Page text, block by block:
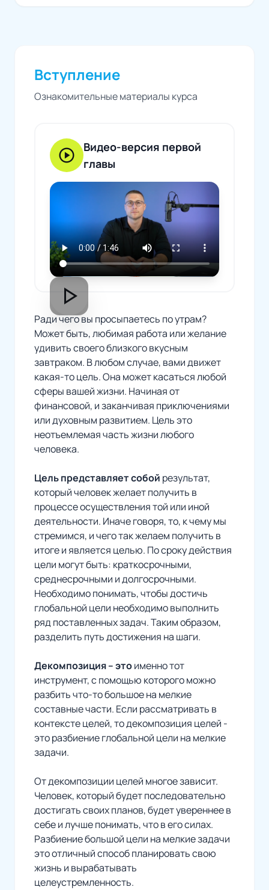
Вступление
Ознакомительные материалы курса
play_circle
Видео-версия первой
главы
play_arrow
Ради чего вы просыпаетесь по утрам?
Может быть, любимая работа или желание
удивить своего близкого вкусным
завтраком. В любом случае, вами движет
какая-то цель. Она может касаться любой
сферы вашей жизни. Начиная от
финансовой, и заканчивая приключениями
или духовным развитием. Цель это
неотъемлемая часть жизни любого
человека.
Цель представляет собой результат,
который человек желает получить в
процессе осуществления той или иной
деятельности. Иначе говоря, то, к чему мы
стремимся, и чего так желаем получить в
итоге и является целью. По сроку действия
цели могут быть: краткосрочными,
среднесрочными и долгосрочными.
Необходимо понимать, чтобы достичь
глобальной цели необходимо выполнить
ряд поставленных задач. Таким образом,
разделить путь достижения на шаги.
Декомпозиция – этоименно тот
инструмент, с помощью которого можно
разбить что-то большое на мелкие
составные части. Если рассматривать в
контексте целей, то декомпозиция целей -
это разбиение глобальной цели на мелкие
задачи.
От декомпозиции целей многое зависит.
Человек, который будет последовательно
достигать своих планов, будет увереннее в
себе и лучше понимать, что в его силах.
Разбиение большой цели на мелкие задачи
это отличный способ планировать свою
жизнь и вырабатывать
целеустремленность.